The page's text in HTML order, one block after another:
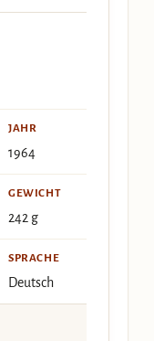
JAHR
1964
GEWICHT
242 g
SPRACHE
Deutsch